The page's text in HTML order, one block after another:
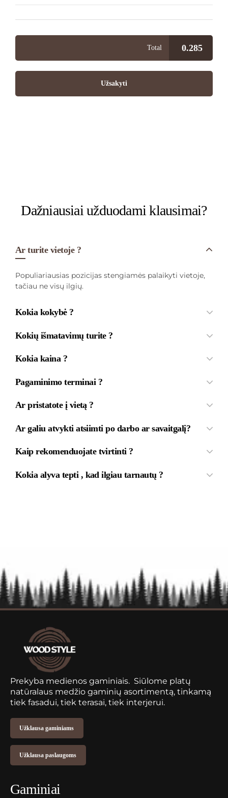
Total 0.285
Užsakyti
Dažniausiai užduodami klausimai?
Ar turite vietoje ?
Populiariausias pozicijas stengiamės palaikyti vietoje,
tačiau ne visų ilgių.
Kokia kokybė ?
Kokių išmatavimų turite ?
Kokia kaina ?
Pagaminimo terminai ?
Ar pristatote į vietą ?
Ar galiu atvykti atsiimti po darbo ar savaitgalį?
Kaip rekomenduojate tvirtinti ?
Kokia alyva tepti , kad ilgiau tarnautų ?
Prekyba medienos gaminiais. Siūlome platų
natūralaus medžio gaminių asortimentą, tinkamą
tiek fasadui, tiek terasai, tiek interjerui.
Užklausa gaminiams
Užklausa paslaugoms
Gaminiai